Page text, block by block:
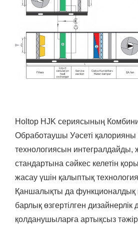
Holtop HJK сериясының
Обработаушы Уәсеті қалорияны
технологиясын интегралдайды,
стандартына сәйкес келетін
жасау үшін қалыптық
Қаншалықты да функционалдық
барлық өзгертілген дизайнерлік
қолданушыларға артықсыз